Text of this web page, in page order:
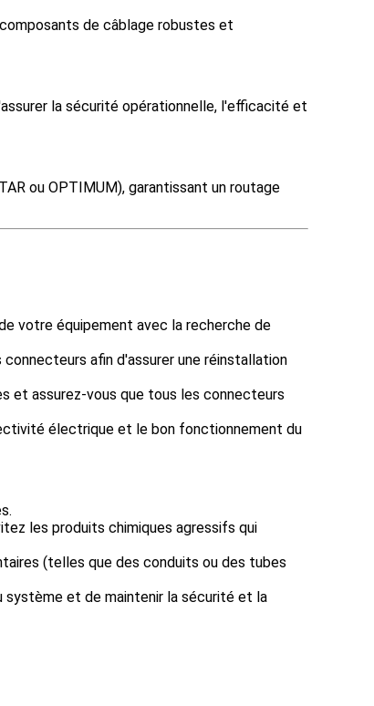
de câblage robustes et
la sécurité opérationnelle, l'efficacité et
ou OPTIMUM), garantissant un routage
votre équipement avec la recherche de
afin d'assurer une réinstallation
et assurez-vous que tous les connecteurs
électrique et le bon fonctionnement du
les produits chimiques agressifs qui
(telles que des conduits ou des tubes
et de maintenir la sécurité et la